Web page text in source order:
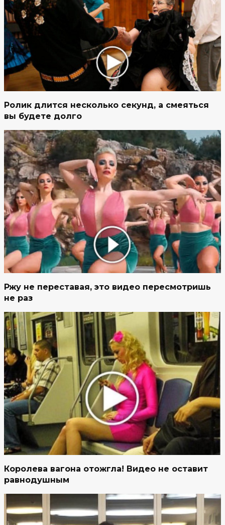
Ролик длится несколько секунд, а смеяться
вы будете долго
Ржу не переставая, это видео пересмотришь
не раз
Королева вагона отожгла! Видео не оставит
равнодушным